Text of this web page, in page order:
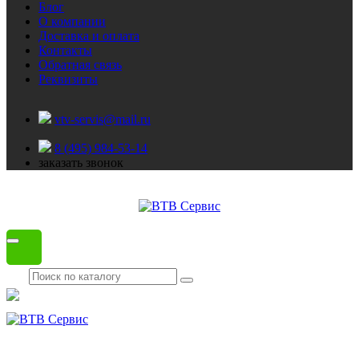
Блог
О компании
Доставка и оплата
Контакты
Обратная связь
Реквизиты
vtv-servis@mail.ru
8 (495) 984-53-14
заказать звонок